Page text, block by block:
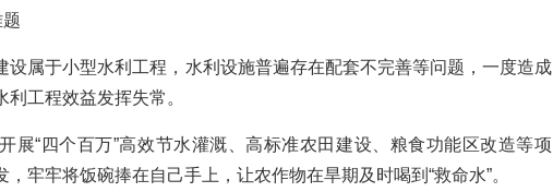
属于小型水利工程，水利设施普遍存在配套不完善等问题，一度造成
工程效益发挥失常。
“四个百万”高效节水灌溉、高标准农田建设、粮食功能区改造等项
牢牢将饭碗捧在自己手上，让农作物在旱期及时喝到“救命水”。